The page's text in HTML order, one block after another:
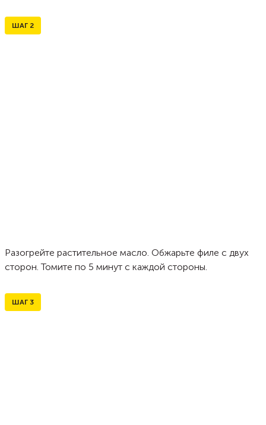
ШАГ 2
Разогрейте растительное масло. Обжарьте филе с двух
сторон. Томите по 5 минут с каждой стороны.
ШАГ 3